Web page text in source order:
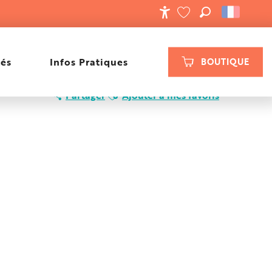
BOUTIQUE
VOIR LES FAVORIS
RECHERCHE
Infos Pratiques
Partager Ajouter à mes favoris